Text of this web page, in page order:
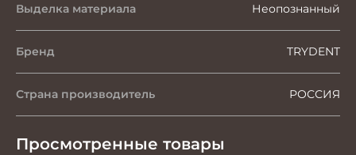
Выделка материала Неопознанный
Бренд TRYDENT
Страна производитель РОССИЯ
Просмотренные товары